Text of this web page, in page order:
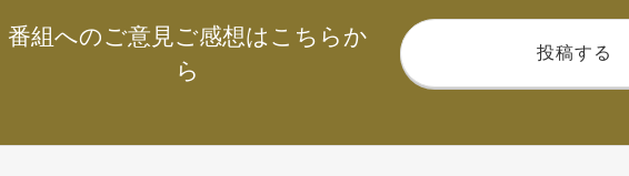
番組へのご意見ご感想はこちらか
ら
投稿する